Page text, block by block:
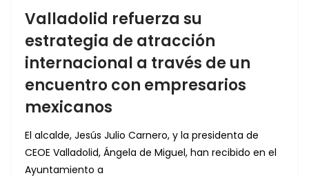
Valladolid refuerza su
estrategia de atracción
internacional a través de un
encuentro con empresarios
mexicanos
El alcalde, Jesús Julio Carnero, y la presidenta de
CEOE Valladolid, Ángela de Miguel, han recibido en el
Ayuntamiento a